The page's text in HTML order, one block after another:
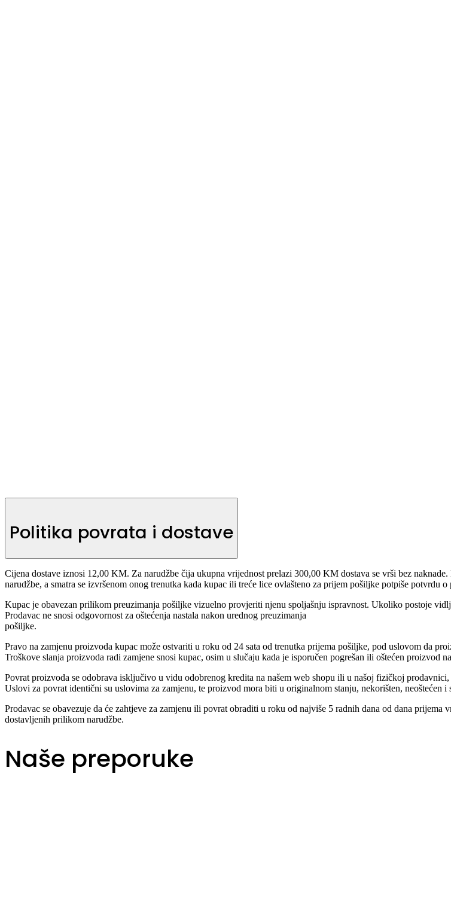
Politika povrata i dostave
Cijena dostave iznosi 12,00 KM. Za narudžbe čija ukupna vrijednost prelazi 300,00 KM dostava se vrši bez
narudžbe, a smatra se izvršenom onog trenutka kada kupac ili treće lice ovlašteno za prijem pošiljke potpiše potvrdu o
Kupac je obavezan prilikom preuzimanja pošiljke vizuelno provjeriti njenu spoljašnju ispravnost. Ukoliko postoje
Prodavac ne snosi odgovornost za oštećenja nastala nakon urednog preuzimanja
pošiljke.
Pravo na zamjenu proizvoda kupac može ostvariti u roku od 24 sata od trenutka prijema pošiljke, pod uslovom da
Troškove slanja proizvoda radi zamjene snosi kupac, osim u slučaju kada je isporučen pogrešan ili oštećen proizvod
Povrat proizvoda se odobrava isključivo u vidu odobrenog kredita na našem web shopu ili u našoj fizičkoj
Uslovi za povrat identični su uslovima za zamjenu, te proizvod mora biti u originalnom stanju, nekorišten, neoštećen
Prodavac se obavezuje da će zahtjeve za zamjenu ili povrat obraditi u roku od najviše 5 radnih dana od dana
dostavljenih prilikom narudžbe.
Naše preporuke